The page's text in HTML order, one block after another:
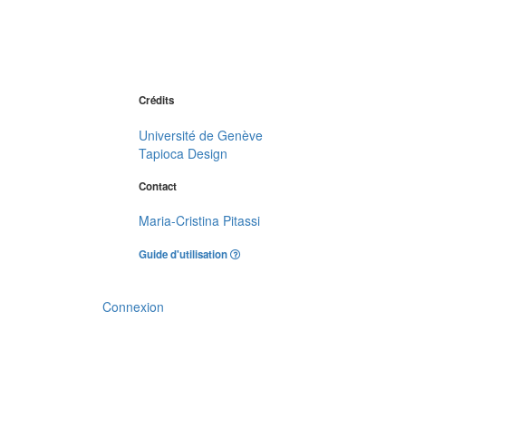
Crédits
Université de Genève
Tapioca Design
Contact
Maria-Cristina Pitassi
Guide d'utilisation
Connexion